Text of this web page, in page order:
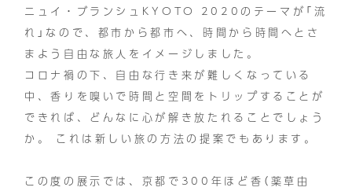
ニュイ・ブランシュKYOTO 2020のテーマが「流
れ」なので、都市から都市へ、時間から時間へとさ
まよう自由な旅人をイメージしました。
コロナ禍の下、自由な行き来が難しくなっている
中、香りを嗅いで時間と空間をトリップすることが
できれば、どんなに心が解き放たれることでしょう
か。 これは新しい旅の方法の提案でもあります。
この度の展示では、京都で300年ほど香（薬草由